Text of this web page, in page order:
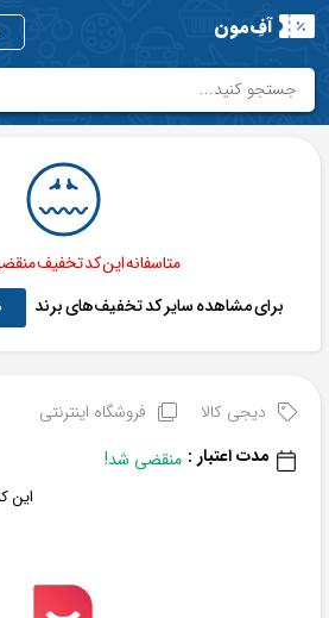
آفِ‌مون
متاسفانه این کد تخفیف
برای مشاهده سایر کد تخفیف‌های برند
دیجی کالا
فروشگاه اینترنتی
مدت اعتبار : منقضی شد!
این